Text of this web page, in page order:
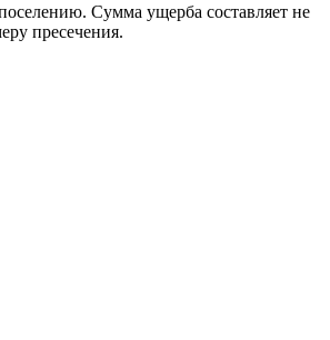
Сумма ущерба составляет не
пресечения.